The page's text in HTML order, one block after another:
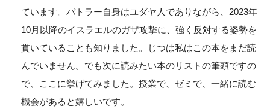
ています。バトラー自身はユダヤ人でありながら、2023年
10月以降のイスラエルのガザ攻撃に、強く反対する姿勢を
貫いていることも知りました。じつは私はこの本をまだ読
んでいません。でも次に読みたい本のリストの筆頭ですの
で、ここに挙げてみました。授業で、ゼミで、一緒に読む
機会があると嬉しいです。